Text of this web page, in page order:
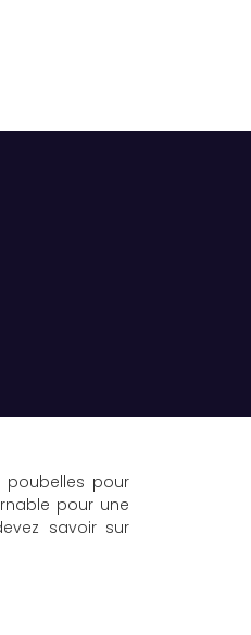
poubelles pour
pour une
savoir sur